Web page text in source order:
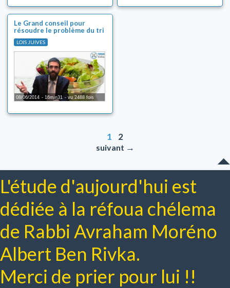
Le Grand conseil pour
résoudre le problème du tri
le Chabbat
LOIS JUIVES
08/06/2014 16min31 vu 2488 fois
1 2
suivant →
L'étude d'aujourd'hui est
dédiée à la réfoua chélema
de Rabbi Avraham Moréno
Albert Ben Rivka.
Merci de prier pour lui !!